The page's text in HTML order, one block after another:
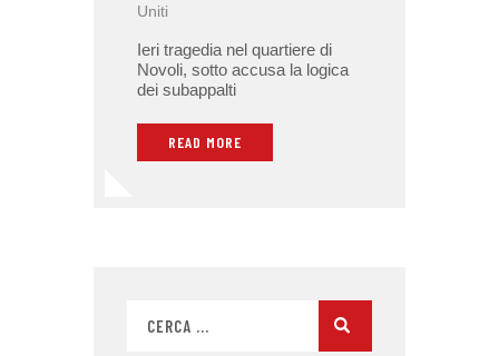
Uniti
Ieri tragedia nel quartiere di
Novoli, sotto accusa la logica
dei subappalti
READ MORE